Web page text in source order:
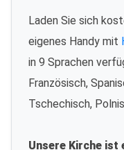
Laden Sie sich
eigenes Handy mit
in 9 Sprachen
Französisch,
Tschechisch,
Unsere Kirche ist